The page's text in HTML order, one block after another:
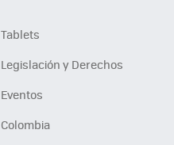
Tablets
Legislación y Derechos
Eventos
Colombia